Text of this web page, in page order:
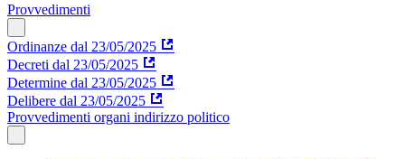
Provvedimenti
Ordinanze dal 23/05/2025
Decreti dal 23/05/2025
Determine dal 23/05/2025
Delibere dal 23/05/2025
Provvedimenti organi indirizzo politico